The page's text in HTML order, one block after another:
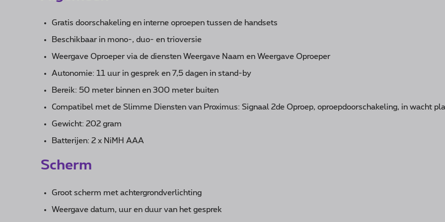
Gratis doorschakeling en interne oproepen tussen de handsets
Beschikbaar in mono-, duo- en trioversie
Weergave Oproeper via de diensten Weergave Naam en Weergave Oproeper
Autonomie: 11 uur in gesprek en 7,5 dagen in stand-by
Bereik: 50 meter binnen en 300 meter buiten
Compatibel met de Slimme Diensten van Proximus: Signaal 2de Oproep, oproepdoorschakeling, in wacht
Gewicht: 202 gram
Batterijen: 2 x NiMH AAA
Scherm
Groot scherm met achtergrondverlichting
Weergave datum, uur en duur van het gesprek